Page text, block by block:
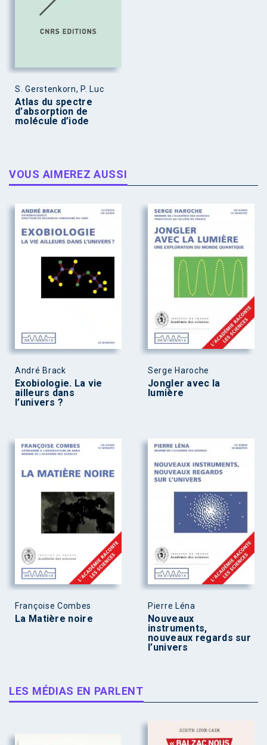
S. Gerstenkorn, P. Luc
Atlas du spectre
d’absorption de
molécule d’iode
VOUS AIMEREZ AUSSI
André Brack
Exobiologie. La vie
ailleurs dans
l’univers ?
Serge Haroche
Jongler avec la
lumière
Françoise Combes
La Matière noire
Pierre Léna
Nouveaux
instruments,
nouveaux regards sur
l’univers
LES MÉDIAS EN PARLENT